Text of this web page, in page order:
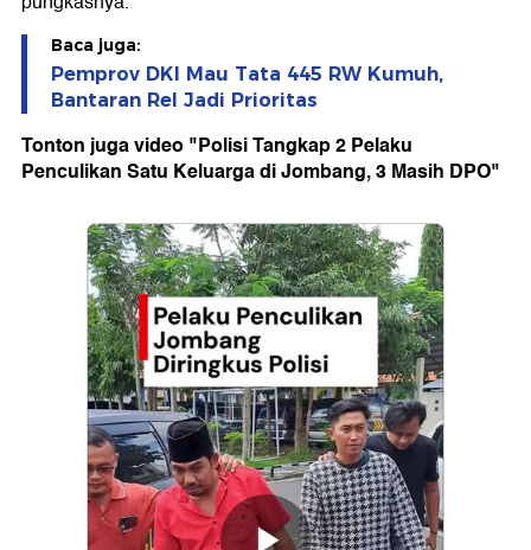
Baca juga:
Pemprov DKI Mau Tata 445 RW Kumuh,
Bantaran Rel Jadi Prioritas
Tonton juga video "Polisi Tangkap 2 Pelaku
Penculikan Satu Keluarga di Jombang, 3 Masih DPO"